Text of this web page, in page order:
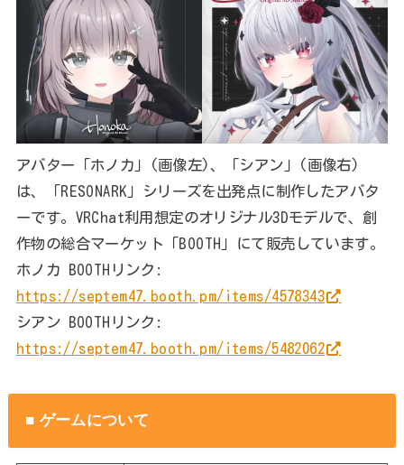
アバター「ホノカ」(画像左)、「シアン」(画像右)
は、「RESONARK」シリーズを出発点に制作したアバタ
ーです。VRChat利用想定のオリジナル3Dモデルで、創
作物の総合マーケット「BOOTH」にて販売しています。
ホノカ BOOTHリンク:
https://septem47.booth.pm/items/4578343
シアン BOOTHリンク:
https://septem47.booth.pm/items/5482062
■ ゲームについて